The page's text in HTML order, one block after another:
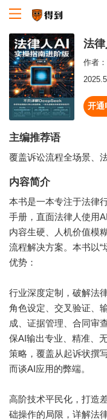
法
作者：
开通
主编推荐语
覆盖诉讼流程全场景、
内容简介
本书是一本专注于法律
手册，直面法律人使用
内容生硬、人机价值模
流程解决方案。本书以“
优势：
行业深度定制，破解法
角色设定、交叉验证、
成、证据管理、合同审
保AI输出专业、精准、
策略，覆盖从起诉状撰
而谈AI应用的弊端。
高阶技术平民化，打造
础操作的局限，详解法